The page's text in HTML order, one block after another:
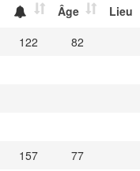
Âge
Lieu
122
82
157
77